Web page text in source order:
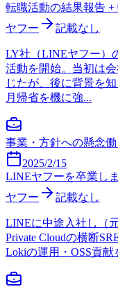
転職活動の結果報告 +
ヤフー
記載なし
LY社（LINEヤフー）
活動を開始。当初は
じたが、後に背景を
月帰省を機に強...
事業・方針への懸念
2025/2/15
LINEヤフーを卒業し
ヤフー
記載なし
LINEに中途入社し（
Private Cloudの横断
Lokiの運用・OSS貢